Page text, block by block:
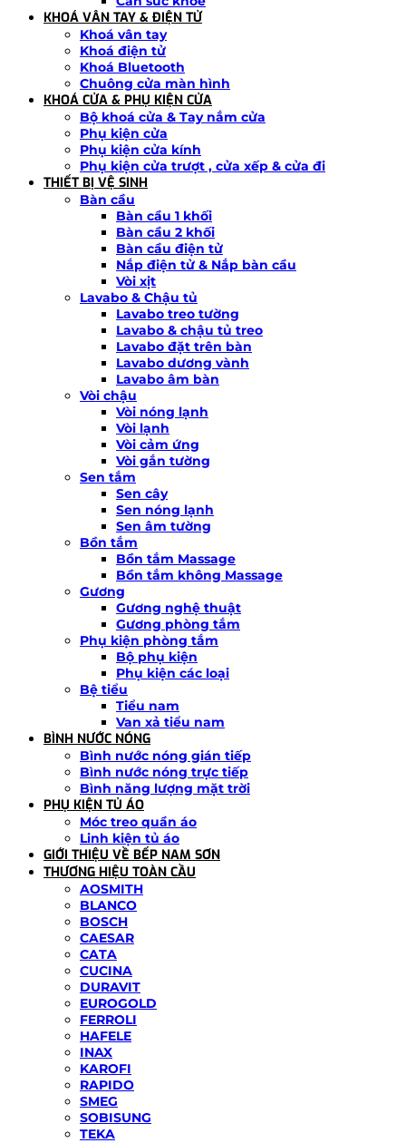
KHOÁ VÂN TAY & ĐIỆN TỬ
Khoá vân tay
Khoá điện tử
Khoá Bluetooth
Chuông cửa màn hình
KHOÁ CỬA & PHỤ KIỆN CỬA
Bộ khoá cửa & Tay nắm cửa
Phụ kiện cửa
Phụ kiện cửa kính
Phụ kiện cửa trượt , cửa xếp & cửa đi
THIẾT BỊ VỆ SINH
Bàn cầu
Bàn cầu 1 khối
Bàn cầu 2 khối
Bàn cầu điện tử
Nắp điện tử & Nắp bàn cầu
Vòi xịt
Lavabo & Chậu tủ
Lavabo treo tường
Lavabo & chậu tủ treo
Lavabo đặt trên bàn
Lavabo dương vành
Lavabo âm bàn
Vòi chậu
Vòi nóng lạnh
Vòi lạnh
Vòi cảm ứng
Vòi gắn tường
Sen tắm
Sen cây
Sen nóng lạnh
Sen âm tường
Bồn tắm
Bồn tắm Massage
Bồn tắm không Massage
Gương
Gương nghệ thuật
Gương phòng tắm
Phụ kiện phòng tắm
Bộ phụ kiện
Phụ kiện các loại
Bệ tiểu
Tiểu nam
Van xả tiểu nam
BÌNH NƯỚC NÓNG
Bình nước nóng gián tiếp
Bình nước nóng trực tiếp
Bình năng lượng mặt trời
PHỤ KIỆN TỦ ÁO
Móc treo quần áo
Linh kiện tủ áo
GIỚI THIỆU VỀ BẾP NAM SƠN
THƯƠNG HIỆU TOÀN CẦU
AOSMITH
BLANCO
BOSCH
CAESAR
CATA
CUCINA
DURAVIT
EUROGOLD
FERROLI
HAFELE
INAX
KAROFI
RAPIDO
SMEG
SOBISUNG
TEKA